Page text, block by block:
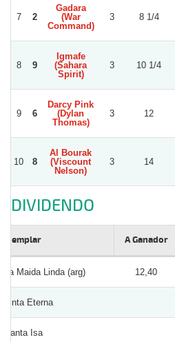
7 2
Gadara
(War
Command)
3 8 1/4
8 9
Igmafe
(Sahara
Spirit)
3 10 1/4
9 6
Darcy Pink
(Dylan
Thomas)
3 12
10 8
Al Bourak
(Viscount
Nelson)
3 14
DIVIDENDO
Ejemplar A Ganador
La Maida Linda (arg) 12,40
Tinta Eterna
Santa Isa